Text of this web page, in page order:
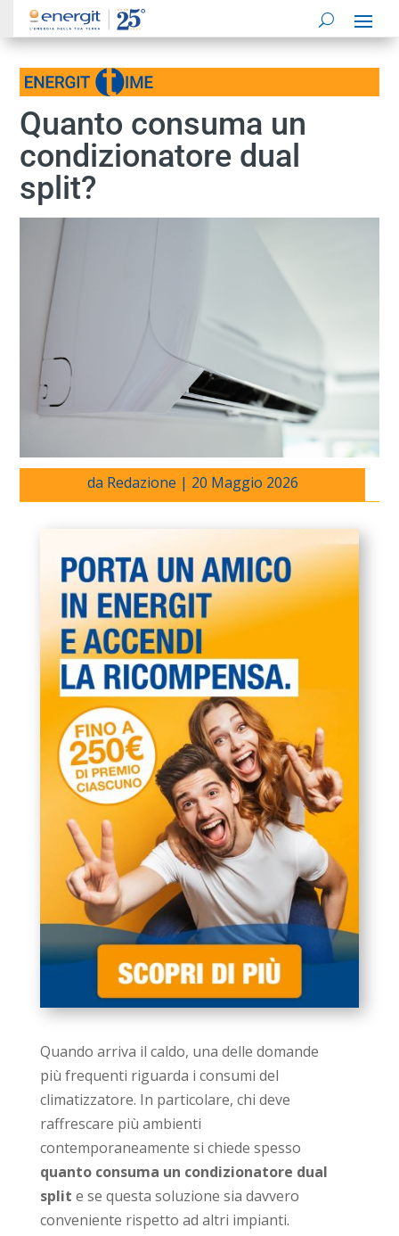
Quanto consuma un
condizionatore dual
split?
da Redazione | 20 Maggio 2026
Quando arriva il caldo, una delle domande
più frequenti riguarda i consumi del
climatizzatore. In particolare, chi deve
raffrescare più ambienti
contemporaneamente si chiede spesso
quanto consuma un condizionatore dual
split e se questa soluzione sia davvero
conveniente rispetto ad altri impianti.